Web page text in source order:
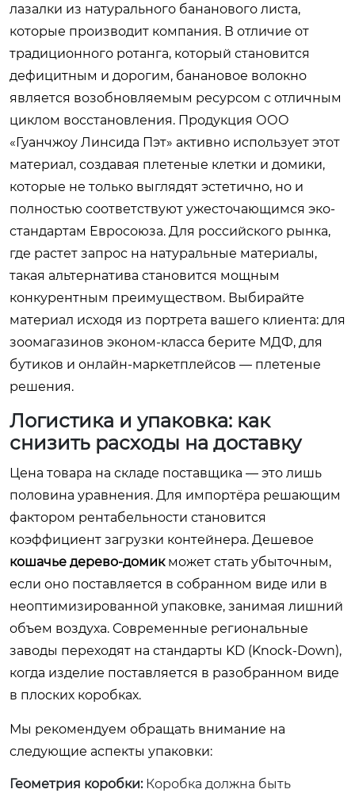
лазалки из натурального бананового листа,
которые производит компания. В отличие от
традиционного ротанга, который становится
дефицитным и дорогим, банановое волокно
является возобновляемым ресурсом с отличным
циклом восстановления. Продукция ООО
«Гуанчжоу Линсида Пэт» активно использует этот
материал, создавая плетеные клетки и домики,
которые не только выглядят эстетично, но и
полностью соответствуют ужесточающимся эко-
стандартам Евросоюза. Для российского рынка,
где растет запрос на натуральные материалы,
такая альтернатива становится мощным
конкурентным преимуществом. Выбирайте
материал исходя из портрета вашего клиента: для
зоомагазинов эконом-класса берите МДФ, для
бутиков и онлайн-маркетплейсов — плетеные
решения.
Логистика и упаковка: как
снизить расходы на доставку
Цена товара на складе поставщика — это лишь
половина уравнения. Для импортёра решающим
фактором рентабельности становится
коэффициент загрузки контейнера. Дешевое
кошачье дерево-домикможет стать убыточным,
если оно поставляется в собранном виде или в
неоптимизированной упаковке, занимая лишний
объем воздуха. Современные региональные
заводы переходят на стандарты KD (Knock-Down),
когда изделие поставляется в разобранном виде
в плоских коробках.
Мы рекомендуем обращать внимание на
следующие аспекты упаковки:
Геометрия коробки:Коробка должна быть